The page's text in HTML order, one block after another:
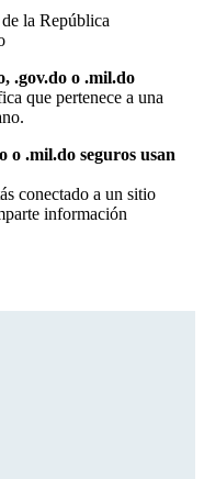
la República
.gov.do o .mil.do
que pertenece a una
o .mil.do seguros usan
conectado a un sitio
información